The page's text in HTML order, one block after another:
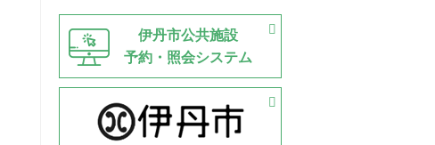
伊丹市公共施設
予約・照会システム